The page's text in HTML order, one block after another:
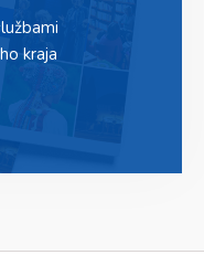
kraja